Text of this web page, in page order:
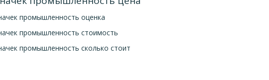
промышленность оценка
промышленность стоимость
промышленность сколько стоит